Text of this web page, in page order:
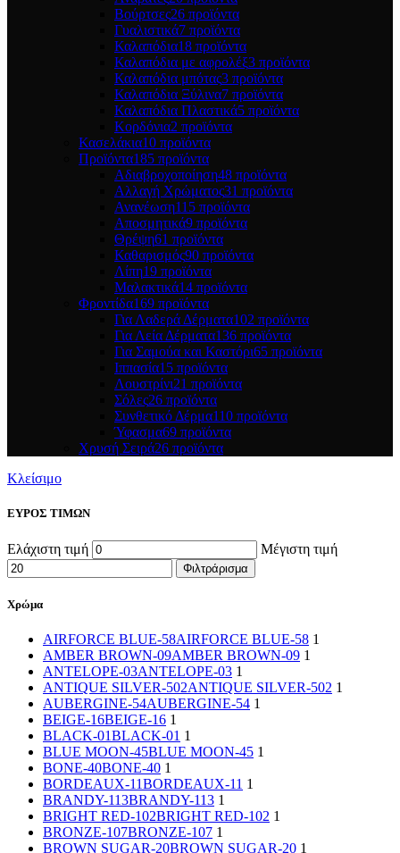
Βούρτσες26 προϊόντα
Γυαλιστικά7 προϊόντα
Καλαπόδια18 προϊόντα
Καλαπόδια με αφρολέξ3 προϊόντα
Καλαπόδια μπότας3 προϊόντα
Καλαπόδια Ξύλινα7 προϊόντα
Καλαπόδια Πλαστικά5 προϊόντα
Κορδόνια2 προϊόντα
Κασελάκια10 προϊόντα
Προϊόντα185 προϊόντα
Αδιαβροχοποίηση48 προϊόντα
Αλλαγή Χρώματος31 προϊόντα
Ανανέωση115 προϊόντα
Αποσμητικά9 προϊόντα
Θρέψη61 προϊόντα
Καθαρισμός90 προϊόντα
Λίπη19 προϊόντα
Μαλακτικά14 προϊόντα
Φροντίδα169 προϊόντα
Για Λαδερά Δέρματα102 προϊόντα
Για Λεία Δέρματα136 προϊόντα
Για Σαμούα και Καστόρι65 προϊόντα
Ιππασία15 προϊόντα
Λουστρίνι21 προϊόντα
Σόλες26 προϊόντα
Συνθετικό Δέρμα110 προϊόντα
Ύφασμα69 προϊόντα
Χρυσή Σειρά26 προϊόντα
Κλείσιμο
ΕΥΡΟΣ ΤΙΜΩΝ
Ελάχιστη τιμή Μέγιστη τιμή
Φιλτράρισμα
Χρώμα
AIRFORCE BLUE-58AIRFORCE BLUE-58 1
AMBER BROWN-09AMBER BROWN-09 1
ANTELOPE-03ANTELOPE-03 1
ANTIQUE SILVER-502ANTIQUE SILVER-502 1
AUBERGINE-54AUBERGINE-54 1
BEIGE-16BEIGE-16 1
BLACK-01BLACK-01 1
BLUE MOON-45BLUE MOON-45 1
BONE-40BONE-40 1
BORDEAUX-11BORDEAUX-11 1
BRANDY-113BRANDY-113 1
BRIGHT RED-102BRIGHT RED-102 1
BRONZE-107BRONZE-107 1
BROWN SUGAR-20BROWN SUGAR-20 1